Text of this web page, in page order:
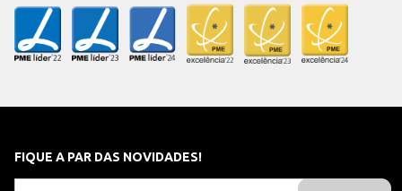
FIQUE A PAR DAS NOVIDADES!